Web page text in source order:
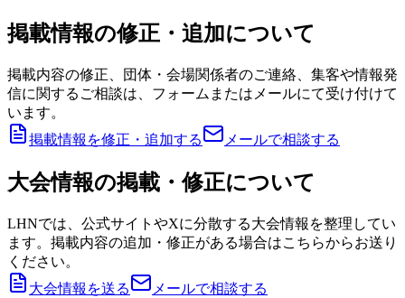
掲載情報の修正・追加について
掲載内容の修正、団体・会場関係者のご連絡、集客や情報発
信に関するご相談は、フォームまたはメールにて受け付けて
います。
掲載情報を修正・追加する
メールで相談する
大会情報の掲載・修正について
LHNでは、公式サイトやXに分散する大会情報を整理してい
ます。掲載内容の追加・修正がある場合はこちらからお送り
ください。
大会情報を送る
メールで相談する